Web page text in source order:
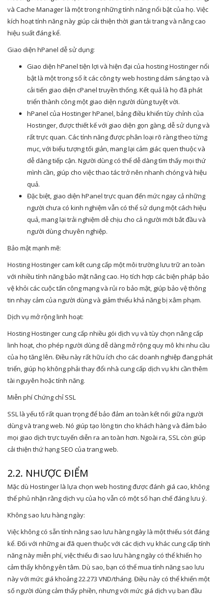
và Cache Manager là một trong những tính năng nổi bật của họ. Việc
kích hoạt tính năng này giúp cải thiện thời gian tải trang và nâng cao
hiệu suất đáng kể.
Giao diện hPanel dễ sử dụng:
Giao diện hPanel tiện lợi và hiện đại của hosting Hostinger nổi
bật là một trong số ít các công ty web hosting dám sáng tạo và
cải tiến giao diện cPanel truyền thống. Kết quả là họ đã phát
triển thành công một giao diện người dùng tuyệt vời.
hPanel của Hostinger hPanel, bảng điều khiển tùy chỉnh của
Hostinger, được thiết kế với giao diện gọn gàng, dễ sử dụng và
rất trực quan. Các tính năng được phân loại rõ ràng theo từng
mục, với biểu tượng tối giản, mang lại cảm giác quen thuộc và
dễ dàng tiếp cận. Người dùng có thể dễ dàng tìm thấy mọi thứ
mình cần, giúp cho việc thao tác trở nên nhanh chóng và hiệu
quả.
Đặc biệt, giao diện hPanel trực quan đến mức ngay cả những
người chưa có kinh nghiệm vẫn có thể sử dụng một cách hiệu
quả, mang lại trải nghiệm dễ chịu cho cả người mới bắt đầu và
người dùng chuyên nghiệp.
Bảo mật mạnh mẽ:
Hosting Hostinger cam kết cung cấp một môi trường lưu trữ an toàn
với nhiều tính năng bảo mật nâng cao. Họ tích hợp các biện pháp bảo
vệ khỏi các cuộc tấn công mạng và rủi ro bảo mật, giúp bảo vệ thông
tin nhạy cảm của người dùng và giảm thiểu khả năng bị xâm phạm.
Dịch vụ mở rộng linh hoạt:
Hosting Hostinger cung cấp nhiều gói dịch vụ và tùy chọn nâng cấp
linh hoạt, cho phép người dùng dễ dàng mở rộng quy mô khi nhu cầu
của họ tăng lên. Điều này rất hữu ích cho các doanh nghiệp đang phát
triển, giúp họ không phải thay đổi nhà cung cấp dịch vụ khi cần thêm
tài nguyên hoặc tính năng.
Miễn phí Chứng chỉ SSL
SSL là yếu tố rất quan trọng để bảo đảm an toàn kết nối giữa người
dùng và trang web. Nó giúp tạo lòng tin cho khách hàng và đảm bảo
mọi giao dịch trực tuyến diễn ra an toàn hơn. Ngoài ra, SSL còn giúp
cải thiện thứ hạng SEO của trang web.
2.2. NHƯỢC ĐIỂM
Mặc dù Hostinger là lựa chọn web hosting được đánh giá cao, không
thể phủ nhận rằng dịch vụ của họ vẫn có một số hạn chế đáng lưu ý.
Không sao lưu hàng ngày:
Việc không có sẵn tính năng sao lưu hàng ngày là một thiếu sót đáng
kể. Đối với những ai đã quen thuộc với các dịch vụ khác cung cấp tính
năng này miễn phí, việc thiếu đi sao lưu hàng ngày có thể khiến họ
cảm thấy không yên tâm. Dù sao, bạn có thể mua tính năng sao lưu
này với mức giá khoảng 22.273 VND/tháng. Điều này có thể khiến một
số người dùng cảm thấy phiền, nhưng với mức giá dịch vụ ban đầu